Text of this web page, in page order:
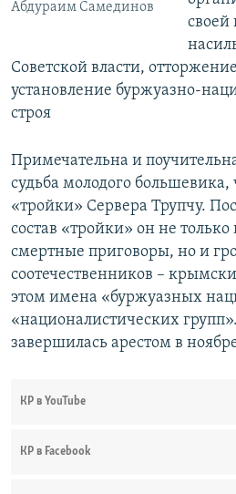
Абдураим Самединов
своей
Советской власти,
установление буржуазно-
строя
Примечательна и
судьба молодого
«тройки» Сервера Трупчу.
состав «тройки» он не
смертные приговоры, но и
соотечественников –
этом имена «буржуазных
«националистических
завершилась арестом в
КР в YouTube
КР в Facebook